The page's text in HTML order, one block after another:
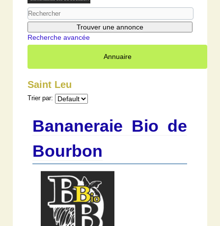
Recherche avancée
Annuaire
Saint Leu
Trier par:
Bananeraie Bio de
Bourbon